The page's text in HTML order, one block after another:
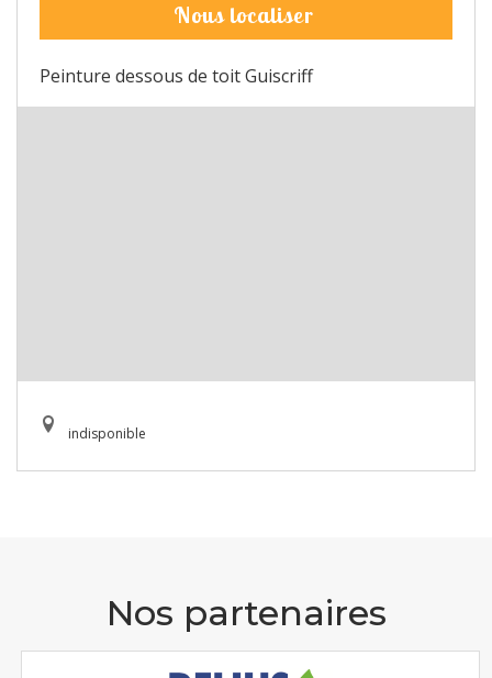
Nous localiser
Peinture dessous de toit Guiscriff
indisponible
Nos partenaires